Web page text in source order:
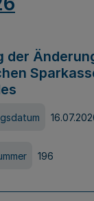
der
196